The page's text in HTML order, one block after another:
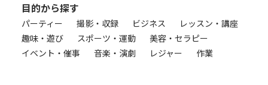
目的から探す
パーティー 撮影・収録 ビジネス
レッスン・講座
趣味・遊び
スポーツ・運動
美容・セラピー
イベント・催事
音楽・演劇 レジャー 作業